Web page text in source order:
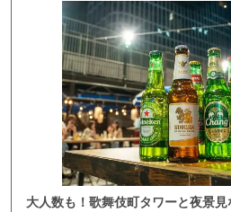
大人数も！歌舞伎町タワーと夜景